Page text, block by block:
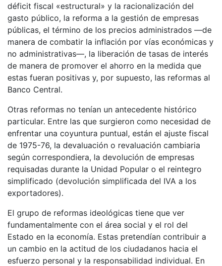
déficit fiscal «estructural» y la racionalización del
gasto público, la reforma a la gestión de empresas
públicas, el término de los precios administrados —de
manera de combatir la inflación por vías económicas y
no administrativas—, la liberación de tasas de interés
de manera de promover el ahorro en la medida que
estas fueran positivas y, por supuesto, las reformas al
Banco Central.
Otras reformas no tenían un antecedente histórico
particular. Entre las que surgieron como necesidad de
enfrentar una coyuntura puntual, están el ajuste fiscal
de 1975-76, la devaluación o revaluación cambiaria
según correspondiera, la devolución de empresas
requisadas durante la Unidad Popular o el reintegro
simplificado (devolución simplificada del IVA a los
exportadores).
El grupo de reformas ideológicas tiene que ver
fundamentalmente con el área social y el rol del
Estado en la economía. Estas pretendían contribuir a
un cambio en la actitud de los ciudadanos hacia el
esfuerzo personal y la responsabilidad individual. En